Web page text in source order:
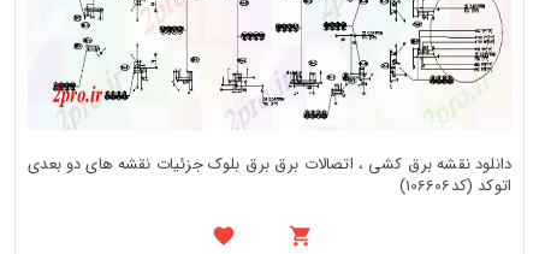
دانلود نقشه برق کشی ، اتصالات برق برق بلوک جزئیات نقشه های دو بعدی
اتوکد (کد106606)